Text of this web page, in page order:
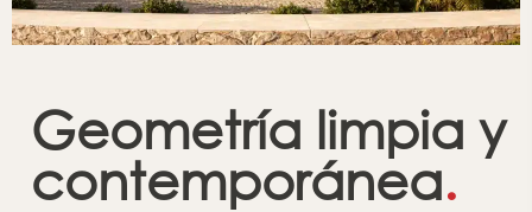
Geometría limpia y
contemporánea.